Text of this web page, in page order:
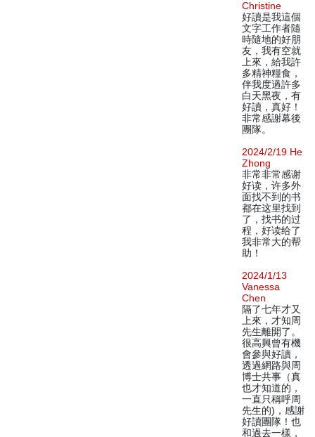
Christine
好讀是我這個
文字工作者隨
時隨地的好朋
友，我有空就
上來，給我許
多精神糧食，
伴我度過許多
白天黑夜，有
好讀，真好！
非常感謝幕後
團隊。
2024/2/19 He
Zhong
非常非常感谢
好读，许多外
面找不到的书
都在这里找到
了，找书的过
程，好读给了
我非常大的帮
助！
2024/1/13
Vanessa
Chen
隔了七年才又
上來，才知周
先生離開了。
很高興曾有機
會參與好讀，
透過網路與周
博士共事（真
也才知道的，
一直只稱呼周
先生的)，感謝
好讀團隊！也
和過去一樣，